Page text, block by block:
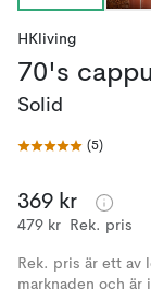
HKliving
70's
Solid
(5)
369 kr
479 kr Rek. pris
Rek. pris är ett av
marknaden och